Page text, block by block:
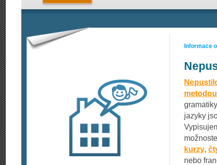
Informace
metodou
jazyky
kurzy,
nebo